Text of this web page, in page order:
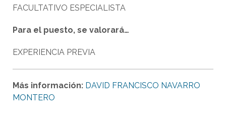
FACULTATIVO ESPECIALISTA
Para el puesto, se valorará…
EXPERIENCIA PREVIA
Más información: DAVID FRANCISCO NAVARRO
MONTERO